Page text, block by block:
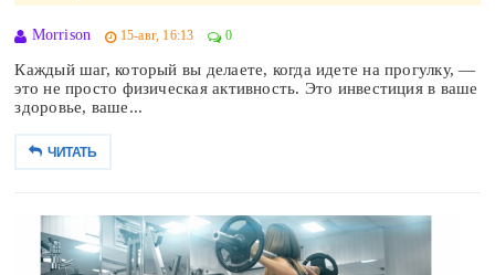
Morrison 15-авг, 16:13 0
Каждый шаг, который вы делаете, когда идете на прогулку, —
это не просто физическая активность. Это инвестиция в ваше
здоровье, ваше...
ЧИТАТЬ